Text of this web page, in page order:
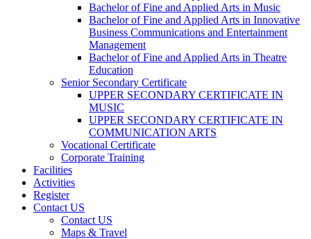
Bachelor of Fine and Applied Arts in Music
Bachelor of Fine and Applied Arts in Innovative
Business Communications and Entertainment
Management
Bachelor of Fine and Applied Arts in Theatre
Education
Senior Secondary Certificate
UPPER SECONDARY CERTIFICATE IN
MUSIC
UPPER SECONDARY CERTIFICATE IN
COMMUNICATION ARTS
Vocational Certificate
Corporate Training
Facilities
Activities
Register
Contact US
Contact US
Maps & Travel